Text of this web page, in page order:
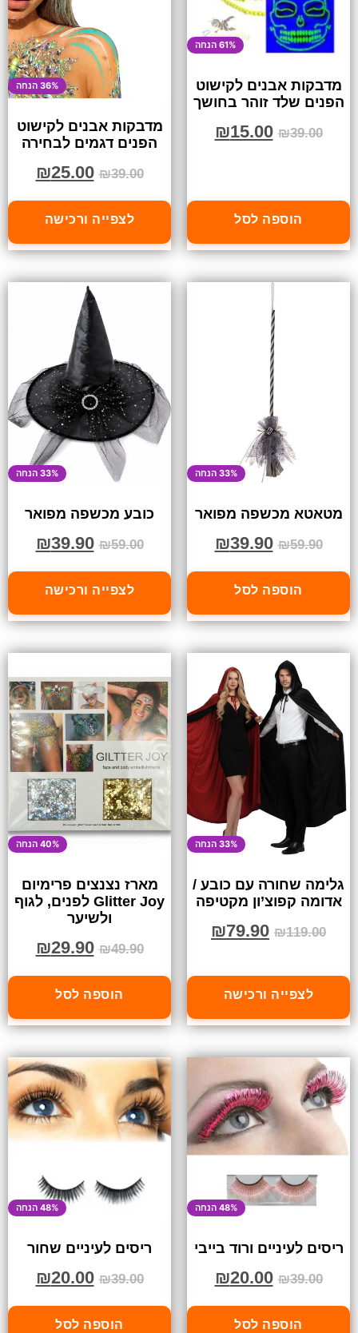
61% הנחה
מדבקות אבנים לקישוט
הפנים שלד זוהר בחושך
₪39.00
₪15.00
הוספה לסל
36% הנחה
מדבקות אבנים לקישוט
הפנים דגמים לבחירה
₪39.00
₪25.00
לצפייה ורכישה
33% הנחה
מטאטא מכשפה מפואר
₪59.90
₪39.90
הוספה לסל
33% הנחה
כובע מכשפה מפואר
₪59.00
₪39.90
לצפייה ורכישה
33% הנחה
גלימה שחורה עם כובע /
אדומה קפוצ’ון מקטיפה
₪119.00
₪79.90
לצפייה ורכישה
40% הנחה
מארז נצנצים פרימיום
Glitter Joy לפנים, לגוף
ולשיער
₪49.90
₪29.90
הוספה לסל
48% הנחה
ריסים לעיניים ורוד בייבי
₪39.00
₪20.00
הוספה לסל
48% הנחה
ריסים לעיניים שחור
₪39.00
₪20.00
הוספה לסל